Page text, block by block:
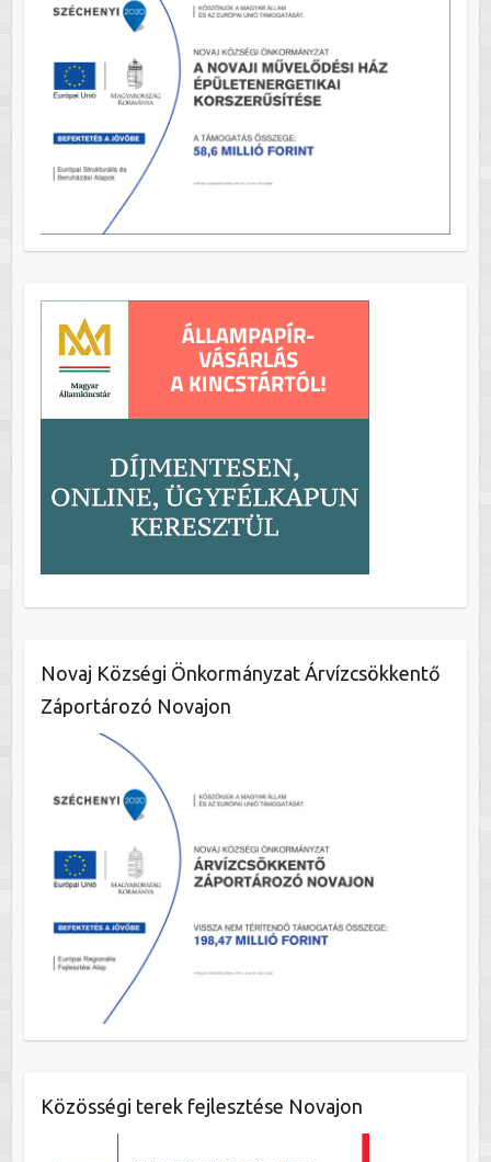
Novaj Községi Önkormányzat Árvízcsökkentő
Záportározó Novajon
Közösségi terek fejlesztése Novajon